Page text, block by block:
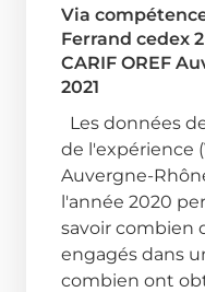
Via
Ferrand cedex
CARIF OREF
2021
Les données
de l'expérience
Auvergne-
l'année 2020
savoir combien
engagés dans
combien ont